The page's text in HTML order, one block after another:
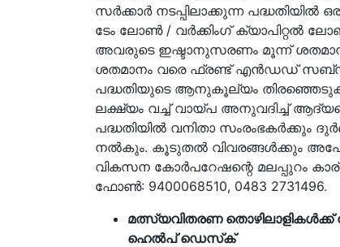
സര്‍ക്കാര്‍ നടപ്പിലാക്കുന്ന
ടേം ലോണ്‍ / വര്‍ക്കിംഗ് ക്യാപിറ്റല്‍
അവരുടെ ഇഷ്ടാനുസരണം മൂന്ന് ശതമാനം
ശതമാനം വരെ ഫ്രണ്ട് എന്‍ഡഡ്
പദ്ധതിയുടെ ആനുകൂല്യം
ലക്ഷ്യം വച്ച് വായ്പ അനുവദിച്ച്
പദ്ധതിയില്‍ വനിതാ സംരംഭകര്‍ക്കും
നല്‍കും. കൂടുതല്‍ വിവരങ്ങള്‍ക്കും അപേക്ഷ
വികസന കോര്‍പറേഷന്റെ മലപ്പുറം
ഫോണ്‍: 9400068510, 0483 2731496.
മത്സ്യവിതരണ
ഹെല്‍പ് ഡെസ്‌ക്